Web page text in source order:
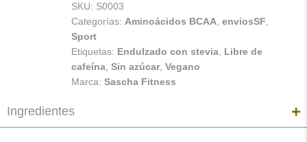
SKU: S0003
Categorías: Aminoácidos BCAA enviosSF
Sport
Etiquetas: Endulzado con stevia Libre de
cafeína Sin azúcar, Vegano
Marca: Sascha Fitness
Ingredientes